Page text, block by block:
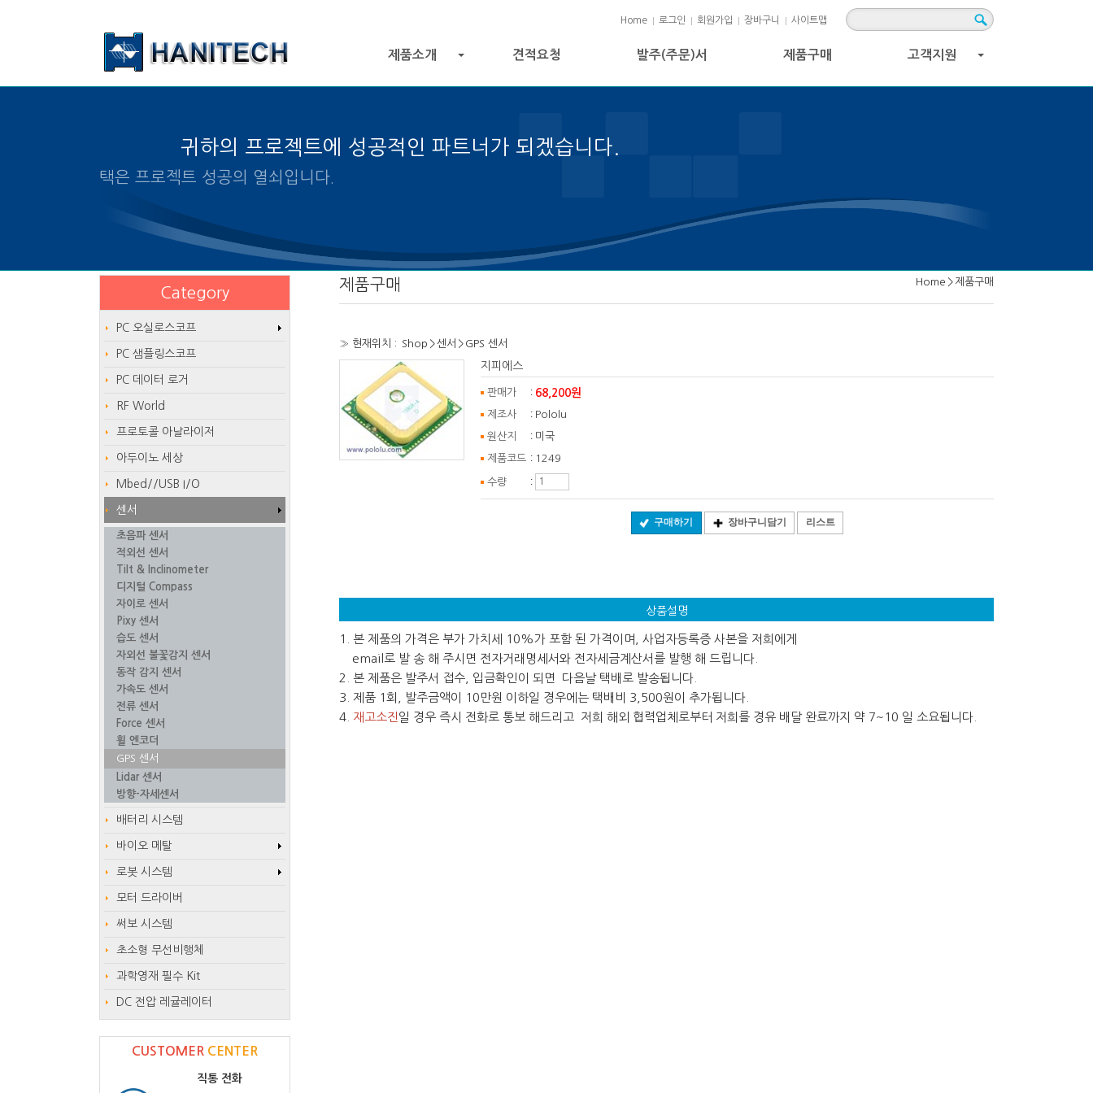
Home 로그인 회원가입 장바구니 사이트맵
제품소개 견적요청 발주(주문)서 제품구매 고객지원
귀하의 프로젝트에 성공적인 파트너가 되겠습니다.
알맞은 제품의 선택은 프로젝트 성공의 열쇠입니다.
Home > 제품구매
제품구매
» 현재위치 : Shop >센서 > GPS 센서
지피에스
판매가 : 68,200원
제조사 : Pololu
원산지 : 미국
제품코드 : 1249
수량 :
구매하기 장바구니담기 리스트
상품설명
1. 본 제품의 가격은 부가 가치세 10%가 포함 된 가격이며, 사업자등록증 사본을 저희에게
email로 발 송 해 주시면 전자거래명세서와 전자세금계산서를 발행 해 드립니다.
2. 본 제품은 발주서 접수, 입금확인이 되면 다음날 택배로 발송됩니다.
3. 제품 1회, 발주금액이 10만원 이하일 경우에는 택배비 3,500원이 추가됩니다.
4. 재고소진 일 경우 즉시 전화로 통보 해드리고 저희 해외 협력업체로부터 저희를 경유 배달 완료까지 약 7~10 일 소요됩니다.
Category
PC 오실로스코프
PC 샘플링스코프
PC 데이터 로거
RF World
프로토콜 아날라이저
아두이노 세상
Mbed//USB I/O
센서
초음파 센서
적외선 센서
Tilt & Inclinometer
디지털 Compass
자이로 센서
Pixy 센서
습도 센서
자외선 불꽃감지 센서
동작 감지 센서
가속도 센서
전류 센서
Force 센서
휠 엔코더
GPS 센서
Lidar 센서
방향-자세센서
배터리 시스템
바이오 메탈
로봇 시스템
모터 드라이버
써보 시스템
초소형 무선비행체
과학영재 필수 Kit
DC 전압 레귤레이터
CUSTOMER CENTER
직통 전화